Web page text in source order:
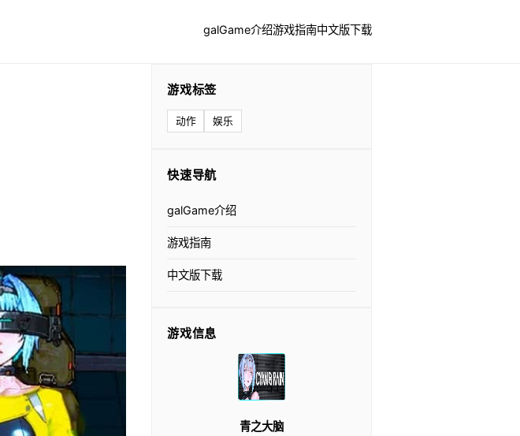
galGame介绍游戏指南中文版下载
游戏标签
动作 娱乐
快速导航
galGame介绍
游戏指南
中文版下载
游戏信息
青之大脑